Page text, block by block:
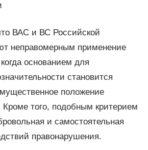
ВАС и ВС Российской
неправомерным применение
основанием для
становится
положение
Кроме того, подобным критерием
и самостоятельная
правонарушения.